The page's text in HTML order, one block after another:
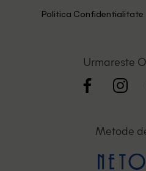
Politica Confidentialitate
Urmareste
Metode